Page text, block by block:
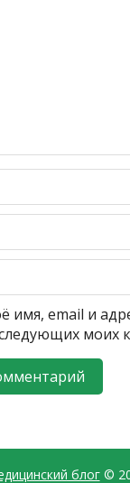
имя, email и
моих
блог©